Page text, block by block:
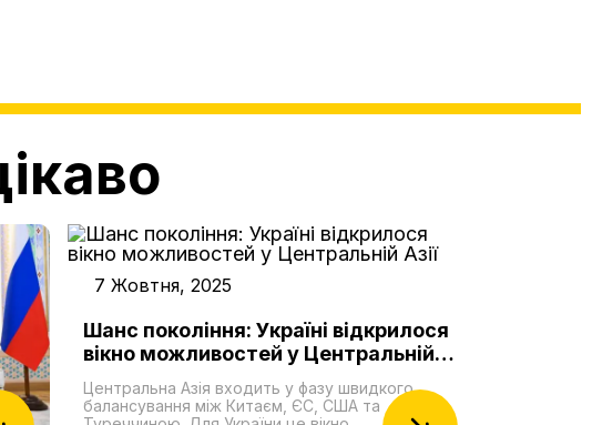
7 Жовтня, 2025
Шанс покоління: Україні відкрилося
вікно можливостей у Центральній
Азії
Центральна Азія входить у фазу швидкого
балансування між Китаєм, ЄС, США та